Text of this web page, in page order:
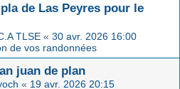
de Las Peyres pour le
TLSE « 30 avr. 2026 16:00
de vos randonnées
juan de plan
« 19 avr. 2026 20:15